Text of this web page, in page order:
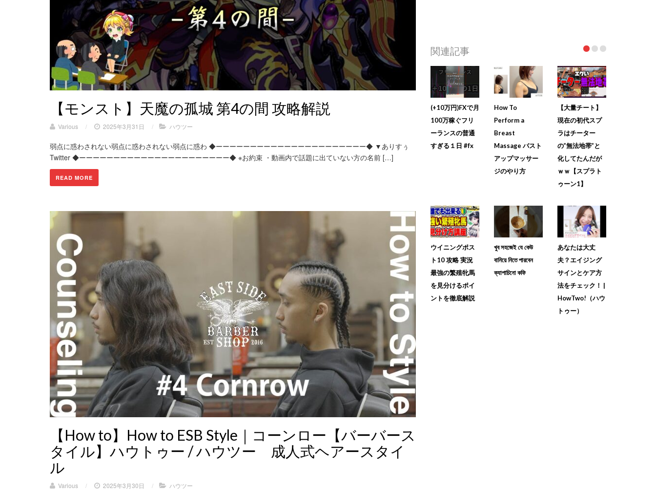
【モンスト】天魔の孤城 第4の間 攻略解説
Various / 2025年3月31日 / ハウツー
弱点に惑わされない弱点に惑わされない弱点に惑わ ◆ーーーーーーーーーーーーーーーーーーーーーー◆ ▼ありすぅ
Twitter ◆ーーーーーーーーーーーーーーーーーーーーーー◆ ※お約束 ・動画内で話題に出ていない方の名前 […]
READ MORE
【How to】How to ESB Style｜コーンロー【バーバース
タイル】ハウトゥー / ハウツー 成人式ヘアースタイ
ル
Various / 2025年3月30日 / ハウツー
関連記事
(+10万円)FXで月
100万稼ぐフリ
ーランスの普通
すぎる１日 #fx
How To
Perform a
Breast
Massage バスト
アップマッサー
ジのやり方
【大量チート】
現在の初代スプ
ラはチーター
の”無法地帯”と
化してたんだが
ｗｗ【スプラト
ゥーン1】
ウイニングポス
ト10 攻略 実況
最強の繁殖牝馬
を見分けるポイ
ントを徹底解説
খুব সহজেই যে কেউ
বানিয়ে নিতে পারবেন
ক্যাপাচিনো কফি
あなたは大丈
夫？エイジング
サインとケア方
法をチェック！ |
HowTwo!（ハウ
トゥー）